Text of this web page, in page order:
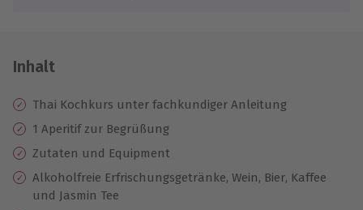
Inhalt
Thai Kochkurs unter fachkundiger Anleitung
1 Aperitif zur Begrüßung
Zutaten und Equipment
Alkoholfreie Erfrischungsgetränke, Wein, Bier, Kaffee
und Jasmin Tee